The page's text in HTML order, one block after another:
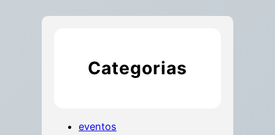
Categorias
eventos